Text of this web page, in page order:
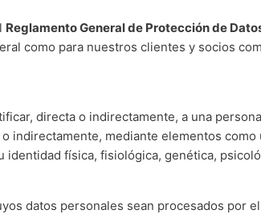
Reglamento General de Protección de
como para nuestros clientes y socios
directa o indirectamente, a una
indirectamente, mediante elementos
física, fisiológica, genética,
datos personales sean procesados por